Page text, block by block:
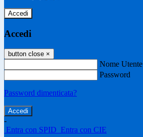
Accedi
Accedi
button close ×
Nome Utente
Password
Password dimenticata?
-
Entra con SPID Entra con CIE